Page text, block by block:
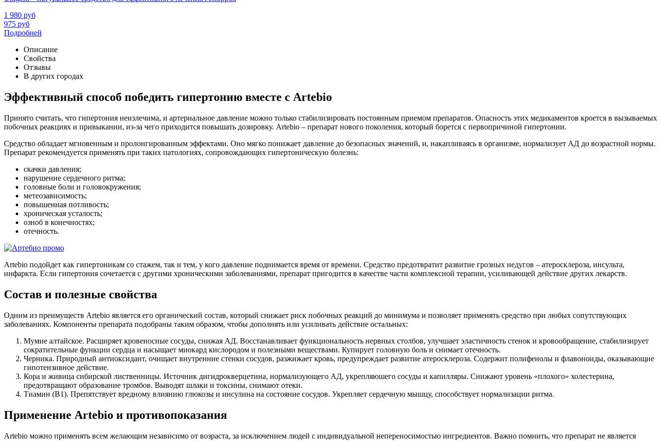
1 980 руб
975 руб
Подробней
Описание
Свойства
Отзывы
В других городах
Эффективный способ победить гипертонию вместе с Artebio
Принято считать, что гипертония неизлечима, и артериальное давление можно только стабилизировать постоянным приемом препаратов. Опасность этих медикаментов кроется в вызываемых
побочных реакциях и привыкании, из-за чего приходится повышать дозировку. Artebio – препарат нового поколения, который борется с первопричиной гипертонии.
Средство обладает мгновенным и пролонгированным эффектами. Оно мягко понижает давление до безопасных значений, и, накапливаясь в организме, нормализует АД до возрастной нормы.
Препарат рекомендуется применять при таких патологиях, сопровождающих гипертоническую болезнь:
скачки давления;
нарушение сердечного ритма;
головные боли и головокружения;
метеозависимость;
повышенная потливость;
хроническая усталость;
озноб в конечностях;
отечность.
Artebio подойдет как гипертоникам со стажем, так и тем, у кого давление поднимается время от времени. Средство предотвратит развитие грозных недугов – атеросклероза, инсульта,
инфаркта. Если гипертония сочетается с другими хроническими заболеваниями, препарат пригодится в качестве части комплексной терапии, усиливающей действие других лекарств.
Состав и полезные свойства
Одним из преимуществ Artebio является его органический состав, который снижает риск побочных реакций до минимума и позволяет применять средство при любых сопутствующих
заболеваниях. Компоненты препарата подобраны таким образом, чтобы дополнять или усиливать действие остальных:
Мумие алтайское. Расширяет кровеносные сосуды, снижая АД. Восстанавливает функциональность нервных столбов, улучшает эластичность стенок и кровообращение, стабилизирует
сократительные функции сердца и насыщает миокард кислородом и полезными веществами. Купирует головную боль и снимает отечность.
Черника. Природный антиоксидант, очищает внутренние стенки сосудов, разжижает кровь, предупреждает развитие атеросклероза. Содержит полифенолы и флавоноиды, оказывающие
гипотензивное действие.
Кора и живица сибирской лиственницы. Источник дигидрокверцетина, нормализующего АД, укрепляюшего сосуды и капилляры. Снижают уровень «плохого» холестерина,
предотвращают образование тромбов. Выводят шлаки и токсины, снимают отеки.
Тиамин (В1). Препятствует вредному влиянию глюкозы и инсулина на состояние сосудов. Укрепляет сердечную мышцу, способствует нормализации ритма.
Применение Artebio и противопоказания
Artebio можно применять всем желающим независимо от возраста, за исключением людей с индивидуальной непереносимостью ингредиентов. Важно помнить, что препарат не является